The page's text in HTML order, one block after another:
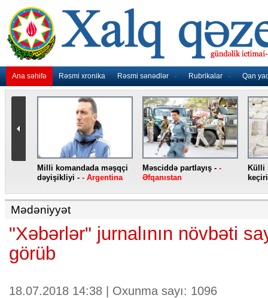
Ana səhifə Rəsmi xronika Rəsmi sənədlər Rubrikalar Qan
Milli komandada məşqçi
dəyişikliyi - - Argentina
Məsciddə partlayış - -
Əfqanıstan
Külli
Mədəniyyət
"Xəbərlər" jurnalının növbəti
görüb
18.07.2018 14:38 | Oxunma sayı: 1096